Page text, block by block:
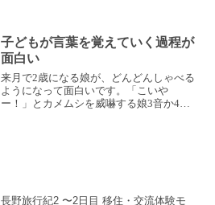
子どもが言葉を覚えていく過程が
面白い
来月で2歳になる娘が、どんどんしゃべる
ようになって面白いです。「こいや
ー！」とカメムシを威嚇する娘3音か4音
長野旅行紀2 〜2日目 移住・交流体験モ